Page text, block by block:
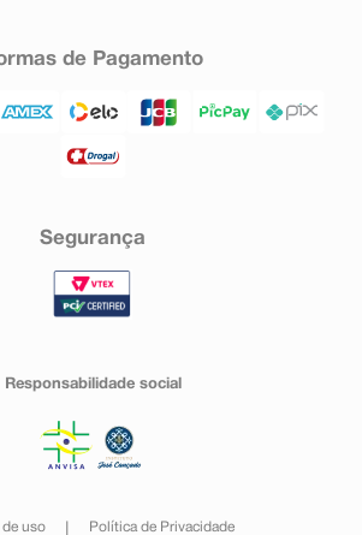
de Pagamento
Segurança
Responsabilidade social
de uso Política de Privacidade